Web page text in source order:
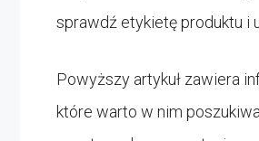
sprawdź etykietę produktu i
Powyższy artykuł zawiera
które warto w nim